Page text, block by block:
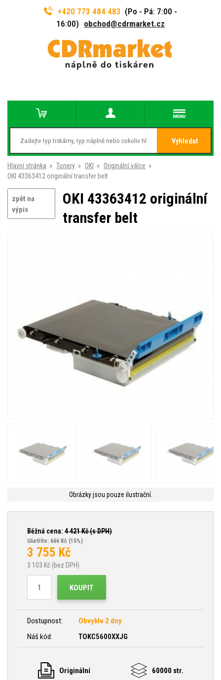
+420 773 484 483 (Po - Pá: 7:00 -
16:00) obchod@cdrmarket.cz
Vyhledat
Hlavní stránka » Tonery » OKI » Originální válce »
OKI 43363412 originální transfer belt
zpět na
výpis
OKI 43363412 originální
transfer belt
Obrázky jsou pouze ilustrační.
Běžná cena: 4 421Kč (s DPH)
Ušetříte: 666 Kč (15%)
3 755 Kč
3 103 Kč (bez DPH)
KOUPIT
Dostupnost:
Obvykle 2 dny
Náš kód:
TOKC5600XXJG
Originální 60000 str.